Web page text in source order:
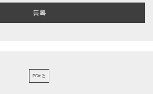
PC버전